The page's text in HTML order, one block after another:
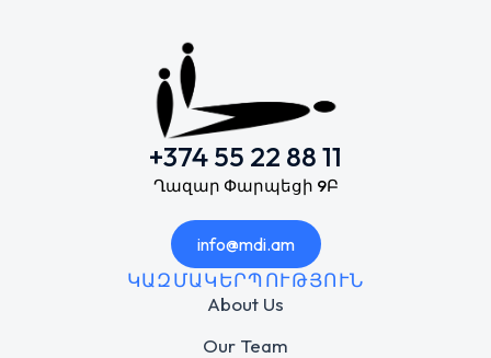
+374 55 22 88 11
Ղազար Փարպեցի 9Բ
info@mdi.am
ԿԱԶՄԱԿԵՐՊՈՒԹՅՈՒՆ
About Us
Our Team